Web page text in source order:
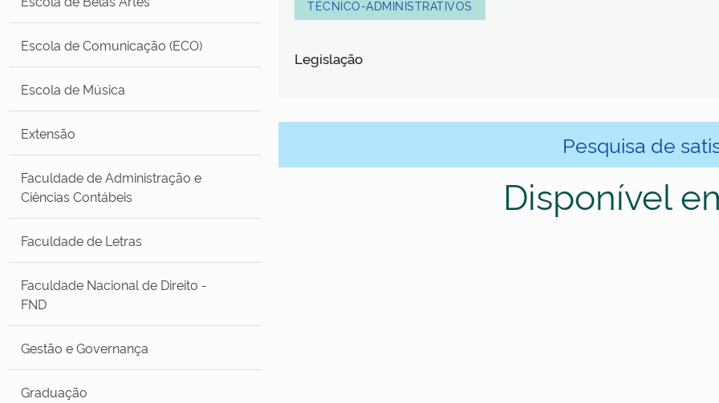
Escola de Comunicação (ECO)
Escola de Música
Extensão
Faculdade de Administração e
Ciências Contábeis
Faculdade de Letras
Faculdade Nacional de Direito -
FND
Gestão e Governança
Graduação
TÉCNICO-ADMINISTRATIVOS
Legislação
Pesquisa de
Disponível